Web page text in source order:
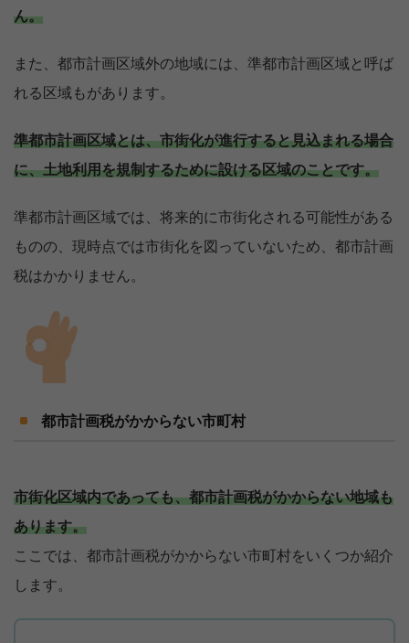
ん。
また、都市計画区域外の地域には、準都市計画区域と呼ば
れる区域もがあります。
準都市計画区域とは、市街化が進行すると見込まれる場合
に、土地利用を規制するために設ける区域のことです。
準都市計画区域では、将来的に市街化される可能性がある
ものの、現時点では市街化を図っていないため、都市計画
税はかかりません。
都市計画税がかからない市町村
市街化区域内であっても、都市計画税がかからない地域も
あります。
ここでは、都市計画税がかからない市町村をいくつか紹介
します。